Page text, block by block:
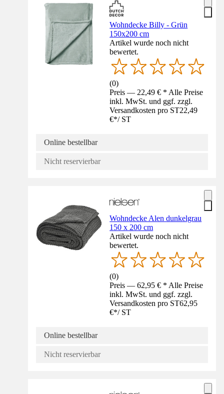
Wohndecke Billy - Grün
150x200 cm
Artikel wurde noch nicht
bewertet.
(0)
Preis — 22,49 € * Alle Preise
inkl. MwSt. und ggf. zzgl.
Versandkosten pro ST22,49
€*/ ST
Online bestellbar
Nicht reservierbar
Wohndecke Alen dunkelgrau
150 x 200 cm
Artikel wurde noch nicht
bewertet.
(0)
Preis — 62,95 € * Alle Preise
inkl. MwSt. und ggf. zzgl.
Versandkosten pro ST62,95
€*/ ST
Online bestellbar
Nicht reservierbar